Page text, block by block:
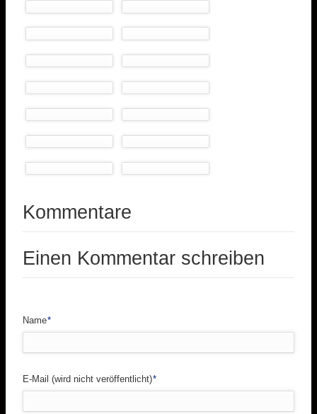
Kommentare
Einen Kommentar schreiben
Pflichtfeld
Name*
Pflichtfeld
E-Mail (wird nicht veröffentlicht)*